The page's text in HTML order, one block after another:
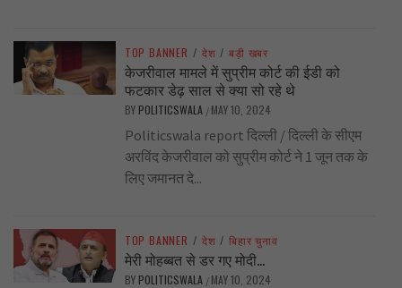
TOP BANNER / देश / बड़ी खबर
केजरीवाल मामले में सुप्रीम कोर्ट की ईडी को
फटकार डेढ़ साल से क्या सो रहे थे
BY POLITICSWALA / MAY 10, 2024
Politicswala report दिल्ली / दिल्ली के सीएम
अरविंद केजरीवाल को सुप्रीम कोर्ट ने 1 जून तक के
लिए जमानत दे...
TOP BANNER / देश / बिहार चुनाव
मेरी मोहब्बत से डर गए मोदी…
BY POLITICSWALA / MAY 10, 2024